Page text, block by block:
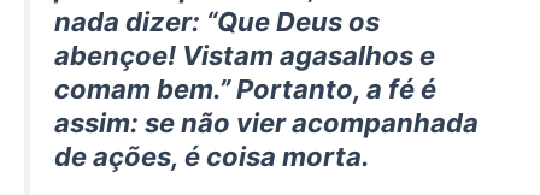
nada dizer: “Que Deus os
abençoe! Vistam agasalhos e
comam bem.” Portanto, a fé é
assim: se não vier acompanhada
de ações, é coisa morta.